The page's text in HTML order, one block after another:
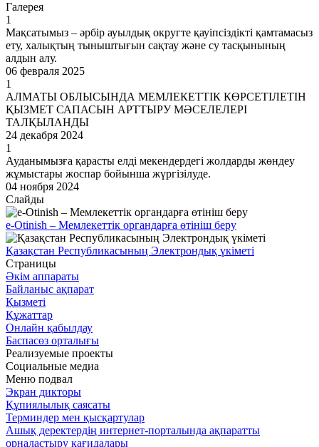
Галерея
1
Мақсатымыз – әрбір ауылдық округте қауіпсіздікті қамтамасыз
ету, халықтың тыныштығын сақтау және су тасқынының
алдын алу.
06 февраля 2025
1
АЛМАТЫ ОБЛЫСЫНДА МЕМЛЕКЕТТІК КӨРСЕТІЛЕТІН
ҚЫЗМЕТ САПАСЫН АРТТЫРУ МӘСЕЛЕЛЕРІ
ТАЛҚЫЛАНДЫ
24 декабря 2024
1
Ауданымызға қарасты елді мекендердегі жолдарды жөндеу
жұмыстары жоспар бойынша жүргізілуде.
04 ноября 2024
Слайды
e-Otinish – Мемлекеттік органдарға өтініш беру
Қазақстан Республикасының Электрондық үкіметі
Страницы
Әкім аппараты
Байланыс ақпарат
Қызметі
Құжаттар
Онлайн қабылдау
Баспасөз орталығы
Реализуемые проекты
Социальные медиа
Меню подвал
Экран дикторы
Құпиялылық саясаты
Терминдер мен қысқартулар
Ашық деректердің интернет-порталында ақпаратты
орналастыру қағидалары